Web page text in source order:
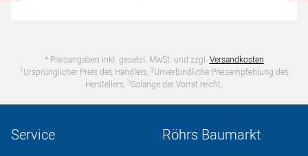
* Preisangaben inkl. gesetzl. MwSt. und zzgl. Versandkosten
1 Ursprünglicher Preis des Händlers, 2Unverbindliche Preisempfehlung des
Herstellers, 3Solange der Vorrat reicht.
Service Röhrs Baumarkt